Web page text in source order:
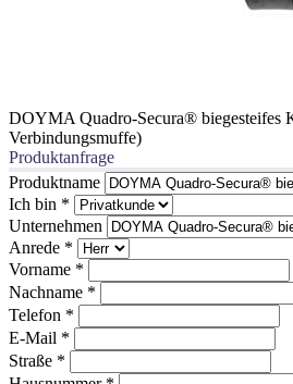
DOYMA Quadro-Secura® biegesteifes
Verbindungsmuffe)
Produktanfrage
Produktname
Ich bin *
Unternehmen
Anrede *
Vorname *
Nachname *
Telefon *
E-Mail *
Straße *